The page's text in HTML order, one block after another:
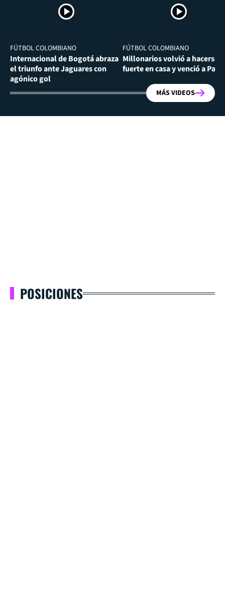
FÚTBOL COLOMBIANO
Internacional de Bogotá abraza
el triunfo ante Jaguares con
agónico gol
FÚTBOL COLOMBIANO
Millonarios volvió a hacerse
fuerte en casa y venció a
MÁS VIDEOS
POSICIONES